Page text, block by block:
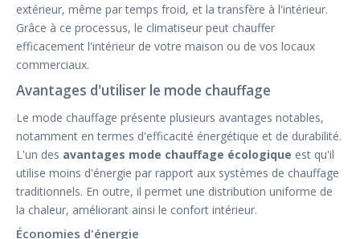
extérieur, même par temps froid, et la transfère à l'intérieur.
Grâce à ce processus, le climatiseur peut chauffer
efficacement l'intérieur de votre maison ou de vos locaux
commerciaux.
Avantages d'utiliser le mode chauffage
Le mode chauffage présente plusieurs avantages notables,
notamment en termes d'efficacité énergétique et de durabilité.
L'un des avantages mode chauffage écologique est qu'il
utilise moins d'énergie par rapport aux systèmes de chauffage
traditionnels. En outre, il permet une distribution uniforme de
la chaleur, améliorant ainsi le confort intérieur.
Économies d'énergie